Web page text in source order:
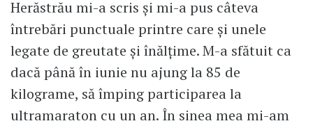
Herăstrău mi-a scris și mi-a pus câteva
întrebări punctuale printre care și unele
legate de greutate și înălțime. M-a sfătuit ca
dacă până în iunie nu ajung la 85 de
kilograme, să împing participarea la
ultramaraton cu un an. În sinea mea mi-am